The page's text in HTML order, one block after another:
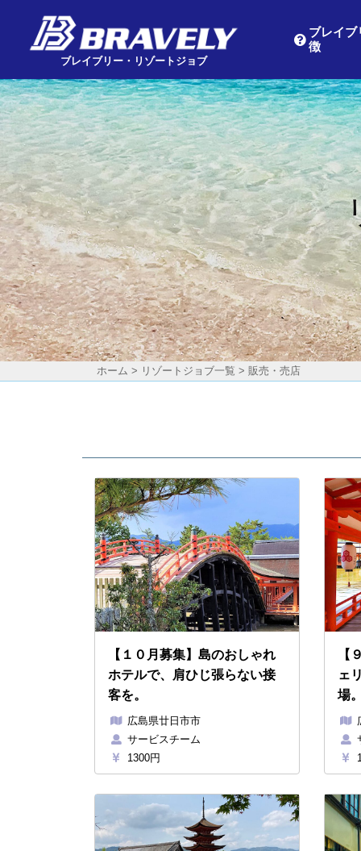
Main Navigation
ブレイブリー・リゾートジョブ
ブレイブ
徴
ホーム > リゾートジョブ一覧 > 販売・売店
【１０月募集】島のおしゃれ
ホテルで、肩ひじ張らない接
客を。
広島県廿日市市
サービスチーム
1300円
【
ェ
場。